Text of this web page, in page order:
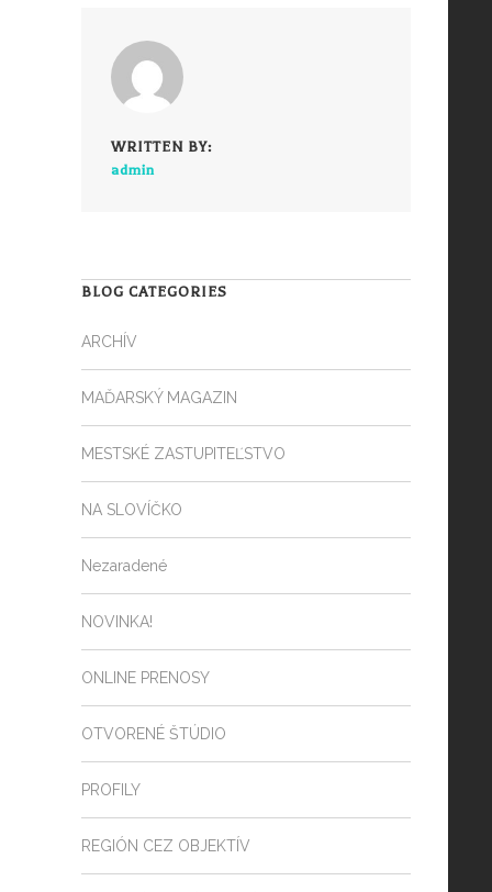
WRITTEN BY:
admin
BLOG CATEGORIES
ARCHÍV
MAĎARSKÝ MAGAZIN
MESTSKÉ ZASTUPITEĽSTVO
NA SLOVÍČKO
Nezaradené
NOVINKA!
ONLINE PRENOSY
OTVORENÉ ŠTÚDIO
PROFILY
REGIÓN CEZ OBJEKTÍV